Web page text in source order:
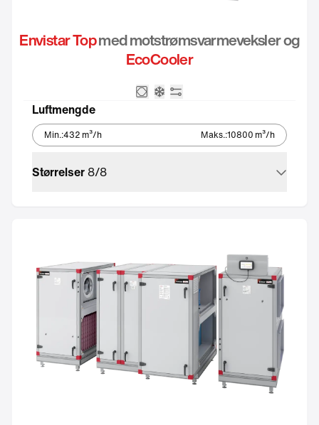
Envistar Topmed motstrømsvarmeveksler og
EcoCooler
Luftmengde
Min.:432 m³/h Maks.:10800 m³/h
Størrelser8/8